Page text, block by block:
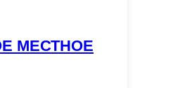
МЕСТНОЕ